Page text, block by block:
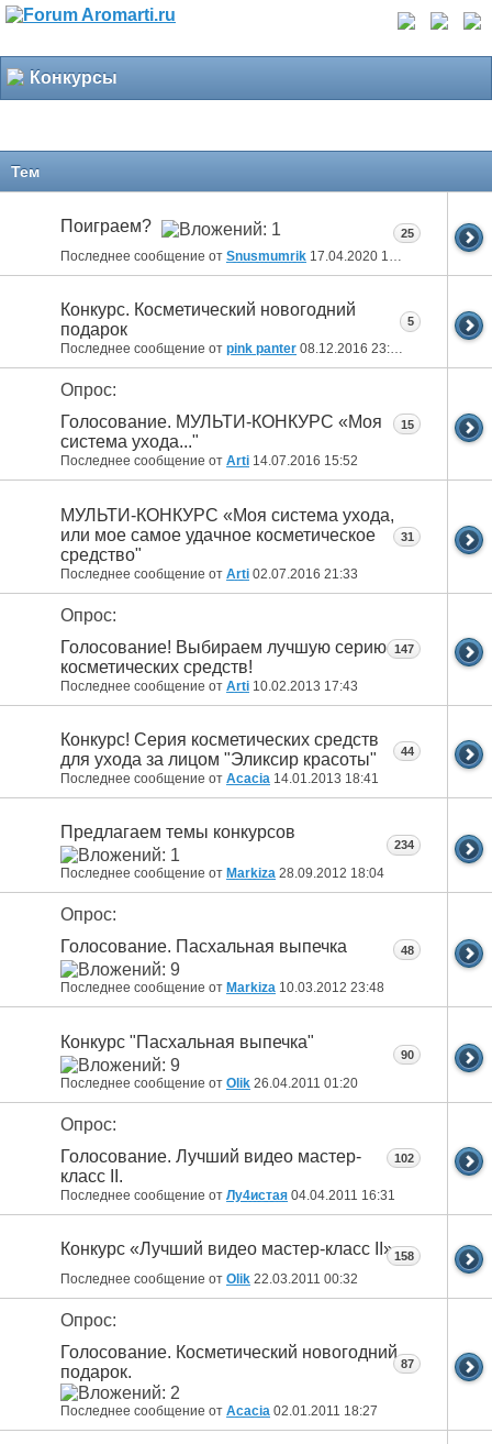
Конкурсы
Тем
Поиграем?
Последнее сообщение от Snusmumrik 17.04.2020 15:11
25
Конкурс. Косметический новогодний
подарок
Последнее сообщение от pink panter 08.12.2016 23:33
5
Опрос:
Голосование. МУЛЬТИ-КОНКУРС «Моя
система ухода..."
Последнее сообщение от Arti 14.07.2016 15:52
15
МУЛЬТИ-КОНКУРС «Моя система ухода,
или мое самое удачное косметическое
средство"
Последнее сообщение от Arti 02.07.2016 21:33
31
Опрос:
Голосование! Выбираем лучшую серию
косметических средств!
Последнее сообщение от Arti 10.02.2013 17:43
147
Конкурс! Серия косметических средств
для ухода за лицом "Эликсир красоты"
Последнее сообщение от Acacia 14.01.2013 18:41
44
Предлагаем темы конкурсов
Последнее сообщение от Markiza 28.09.2012 18:04
234
Опрос:
Голосование. Пасхальная выпечка
Последнее сообщение от Markiza 10.03.2012 23:48
48
Конкурс "Пасхальная выпечка"
Последнее сообщение от Olik 26.04.2011 01:20
90
Опрос:
Голосование. Лучший видео мастер-
класс II.
Последнее сообщение от Лу4истая 04.04.2011 16:31
102
Конкурс «Лучший видео мастер-класс II»
Последнее сообщение от Olik 22.03.2011 00:32
158
Опрос:
Голосование. Косметический новогодний
подарок.
Последнее сообщение от Acacia 02.01.2011 18:27
87